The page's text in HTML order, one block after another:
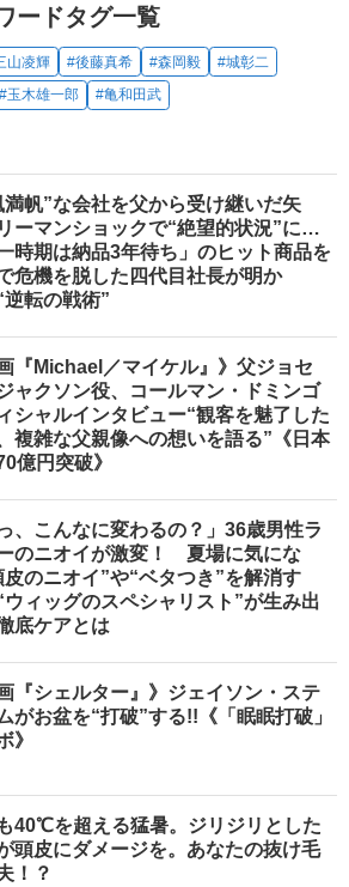
ードタグ一覧
山凌輝 #後藤真希 #森岡毅
#城彰二
#玉木雄一郎 #亀和田武
満帆”な会社を父から受け継いだ矢
ーマンショックで“絶望的状況”に…
時期は納品3年待ち」のヒット商品を
危機を脱した四代目社長が明か
逆転の戦術”
画『Michael／マイケル』》父ジョセ
ャクソン役、コールマン・ドミンゴ
シャルインタビュー“観客を魅了した
複雑な父親像への想いを語る”《日本
億円突破》
っ、こんなに変わるの？」36歳男性ラ
のニオイが激変！ 夏場に気にな
皮のニオイ”や“ベタつき”を解消す
ウィッグのスペシャリスト”が生み出
底ケアとは
画『シェルター』》ジェイソン・ステ
がお盆を“打破”する!!《「眠眠打破」
》
40℃を超える猛暑。ジリジリとした
頭皮にダメージを。あなたの抜け毛
！？